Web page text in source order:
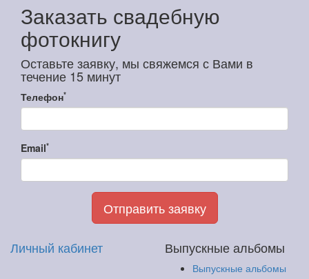
Заказать свадебную
фотокнигу
Оставьте заявку, мы свяжемся с Вами в
течение 15 минут
Телефон*
Email*
Отправить заявку
Личный кабинет Выпускные альбомы
Выпускные альбомы